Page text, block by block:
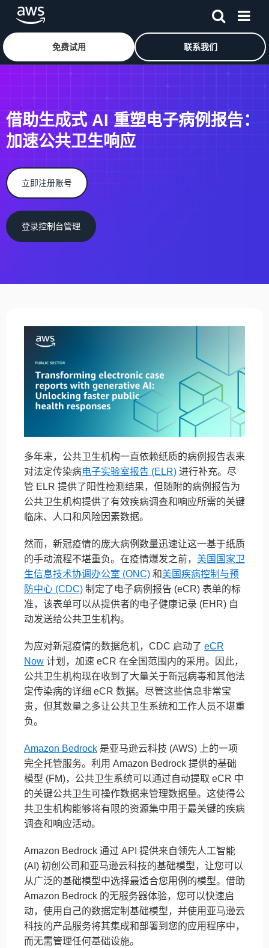
免费试用 联系我们
借助生成式 AI 重塑电子病例报告：
加速公共卫生响应
立即注册账号
登录控制台管理
多年来，公共卫生机构一直依赖纸质的病例报告表来
对法定传染病电子实验室报告 (ELR) 进行补充。尽
管 ELR 提供了阳性检测结果，但随附的病例报告为
公共卫生机构提供了有效疾病调查和响应所需的关键
临床、人口和风险因素数据。
然而，新冠疫情的庞大病例数量迅速让这一基于纸质
的手动流程不堪重负。在疫情爆发之前， 美国国家卫
生信息技术协调办公室 (ONC) 和美国疾病控制与预
防中心 (CDC) 制定了电子病例报告 (eCR) 表单的标
准，该表单可以从提供者的电子健康记录 (EHR) 自
动发送给公共卫生机构。
为应对新冠疫情的数据危机，CDC 启动了 eCR
Now 计划，加速 eCR 在全国范围内的采用。因此，
公共卫生机构现在收到了大量关于新冠病毒和其他法
定传染病的详细 eCR 数据。尽管这些信息非常宝
贵，但其数量之多让公共卫生系统和工作人员不堪重
负。
Amazon Bedrock 是亚马逊云科技 (AWS) 上的一项
完全托管服务。利用 Amazon Bedrock 提供的基础
模型 (FM)，公共卫生系统可以通过自动提取 eCR 中
的关键公共卫生可操作数据来管理数据量。这使得公
共卫生机构能够将有限的资源集中用于最关键的疾病
调查和响应活动。
Amazon Bedrock 通过 API 提供来自领先人工智能
(AI) 初创公司和亚马逊云科技的基础模型，让您可以
从广泛的基础模型中选择最适合您用例的模型。借助
Amazon Bedrock 的无服务器体验，您可以快速启
动，使用自己的数据定制基础模型，并使用亚马逊云
科技的产品服务将其集成和部署到您的应用程序中，
而无需管理任何基础设施。